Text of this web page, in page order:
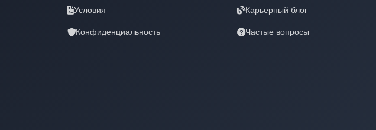
Условия
Конфиденциальность
Карьерный блог
Частые вопросы